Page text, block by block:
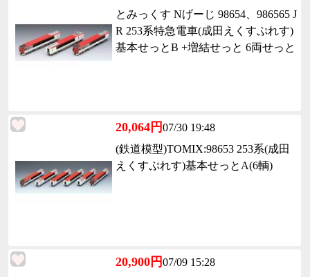
とみっくす Nげーじ 98654、986565 J
R 253系特急電車(成田えくすぷれす)
基本せっとB +増結せっと 6両せっと
20,064円07/30 19:48
(鉄道模型)TOMIX:98653 253系(成田
えくすぷれす)基本せっとA(6輌)
20,900円07/09 15:28